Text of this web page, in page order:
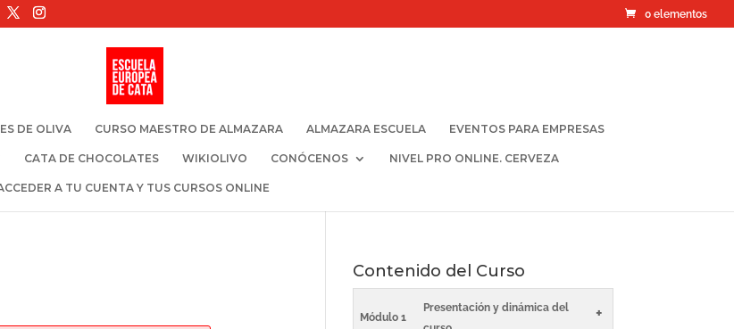
0 elementos
DE OLIVA CURSO MAESTRO DE ALMAZARA ALMAZARA ESCUELA EVENTOS PARA EMPRESAS
CATA DE CHOCOLATES WIKIOLIVO CONÓCENOS NIVEL PRO ONLINE. CERVEZA
A TU CUENTA Y TUS CURSOS ONLINE
Contenido del Curso
Módulo 1
Presentación y dinámica del
+